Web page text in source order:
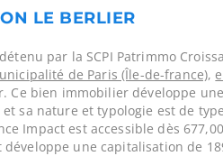
LE BERLIER
par la SCPI Patrimmo
de Paris (Île-de-france),
Ce bien immobilier développe
sa nature et typologie est de
Impact est accessible dès
développe une capitalisation de